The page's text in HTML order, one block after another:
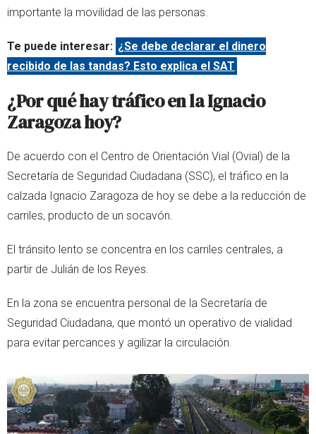
importante la movilidad de las personas.
Te puede interesar: ¿Se debe declarar el dinero
recibido de las tandas? Esto explica el SAT
¿Por qué hay tráfico en la Ignacio
Zaragoza hoy?
De acuerdo con el Centro de Orientación Vial (Ovial) de la
Secretaría de Seguridad Ciudadana (SSC), el tráfico en la
calzada Ignacio Zaragoza de hoy se debe a la reducción de
carriles, producto de un socavón.
El tránsito lento se concentra en los carriles centrales, a
partir de Julián de los Reyes.
En la zona se encuentra personal de la Secretaría de
Seguridad Ciudadana, que montó un operativo de vialidad
para evitar percances y agilizar la circulación.